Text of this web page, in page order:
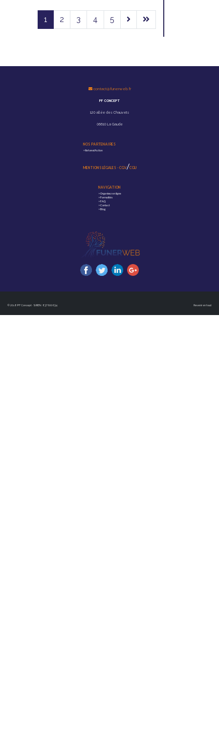
1 2 3 4 5
contact@funerweb.fr
PF CONCEPT
120 allée des Chauvets
06610 La Gaude
NOS PARTENAIRES
>Reforest'Action
MENTIONS LÉGALES - CGV/CGU
NAVIGATION
>Organisez en ligne
>Formalités
>FAQ
>Contact
>Blog
Revenir en haut
© 2018 PF Concept · SIREN : 837 600 634